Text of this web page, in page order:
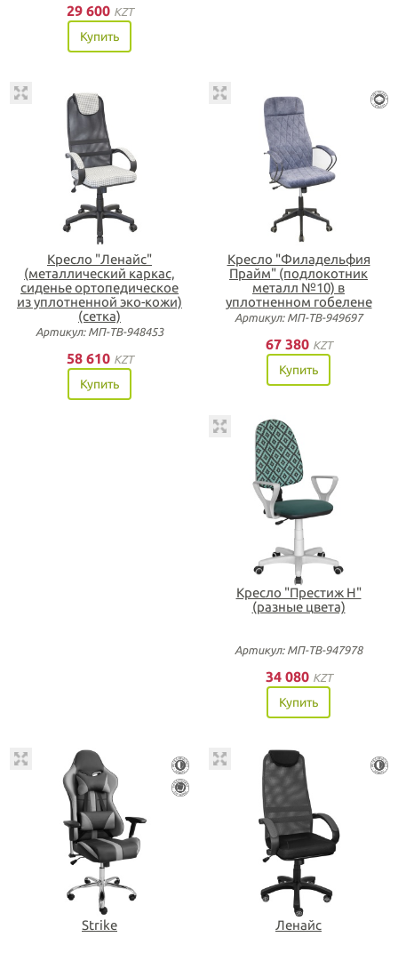
29 600 KZT
Купить
Кресло "Ленайс"
(металлический каркас,
сиденье ортопедическое
из уплотненной эко-кожи)
(сетка)
Артикул: МП-ТВ-948453
58 610 KZT
Купить
Кресло "Филадельфия
Прайм" (подлокотник
металл №10) в
уплотненном гобелене
Артикул: МП-ТВ-949697
67 380 KZT
Купить
Кресло "Престиж Н"
(разные цвета)
Артикул: МП-ТВ-947978
34 080 KZT
Купить
Strike Ленайс